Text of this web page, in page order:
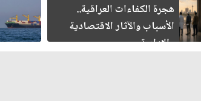
هجرة الكفاءات العراقية..
الأسباب والآثار الاقتصادية
والإدارية